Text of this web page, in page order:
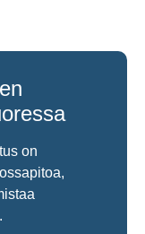
on